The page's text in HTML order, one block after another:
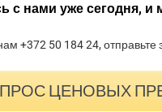
с нами уже сегодня,
+372 50 184 24,
ЦЕНОВЫХ